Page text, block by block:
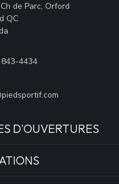
de Parc, Orford
QC
4434
D'OUVERTURES